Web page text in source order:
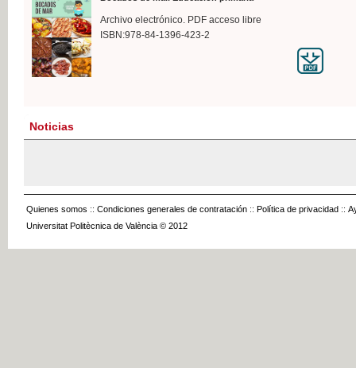
Archivo electrónico. PDF acceso libre
ISBN:978-84-1396-423-2
Noticias
Quienes somos :: Condiciones generales de contratación :: Política de privacidad ::
Universitat Politècnica de València © 2012